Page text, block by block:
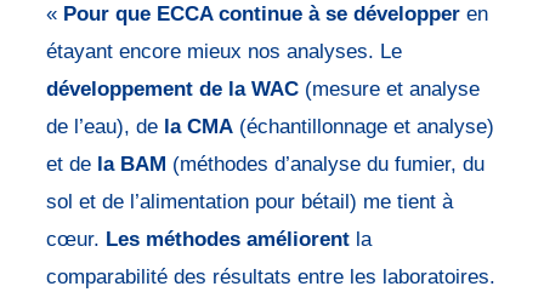
« Pour que ECCA continue à se développeren
étayant encore mieux nos analyses. Le
développement de la WAC(mesure et analyse
de l’eau), de la CMA(échantillonnage et analyse)
et de la BAM (méthodes d’analyse du fumier, du
sol et de l’alimentation pour bétail) me tient à
cœur. Les méthodes améliorentla
comparabilité des résultats entre les laboratoires.